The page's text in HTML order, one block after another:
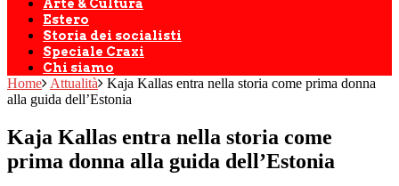
Arte & Cultura
Estero
Storia dei socialisti
Speciale Craxi
Chi siamo
Home Attualità
Kaja Kallas entra nella storia come prima donna
alla guida dell’Estonia
Kaja Kallas entra nella storia come
prima donna alla guida dell’Estonia